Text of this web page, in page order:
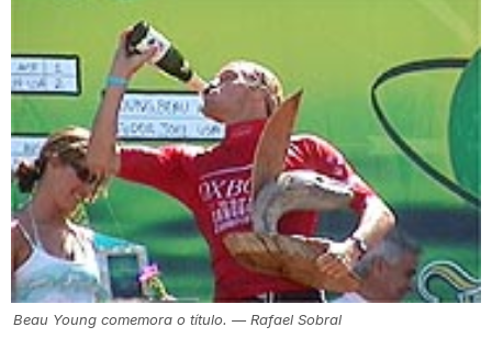
Beau Young comemora o título. — Rafael Sobral